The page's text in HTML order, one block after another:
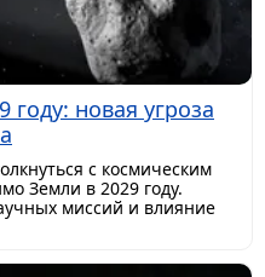
новая угроза
с космическим
Земли в 2029 году.
миссий и влияние